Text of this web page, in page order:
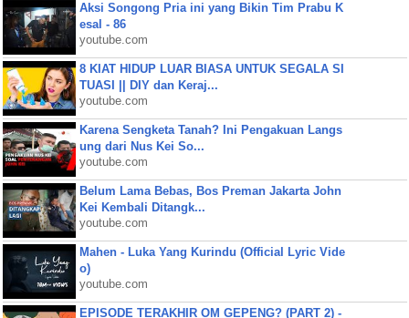
Aksi Songong Pria ini yang Bikin Tim Prabu K
esal - 86
youtube.com
8 KIAT HIDUP LUAR BIASA UNTUK SEGALA SI
TUASI || DIY dan Keraj...
youtube.com
Karena Sengketa Tanah? Ini Pengakuan Langs
ung dari Nus Kei So...
youtube.com
Belum Lama Bebas, Bos Preman Jakarta John
Kei Kembali Ditangk...
youtube.com
Mahen - Luka Yang Kurindu (Official Lyric Vide
o)
youtube.com
EPISODE TERAKHIR OM GEPENG? (PART 2) -